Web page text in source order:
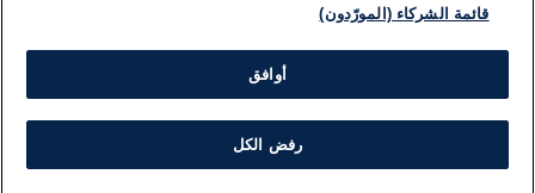
قائمة الشركاء (المورّدون)
أوافق
رفض الكل